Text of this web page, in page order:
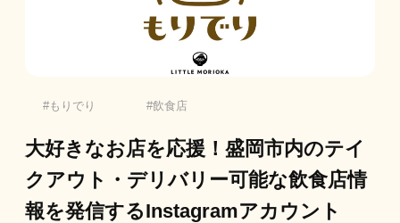
もりでり 飲食店
大好きなお店を応援！盛岡市内のテイ
クアウト・デリバリー可能な飲食店情
報を発信するInstagramアカウント